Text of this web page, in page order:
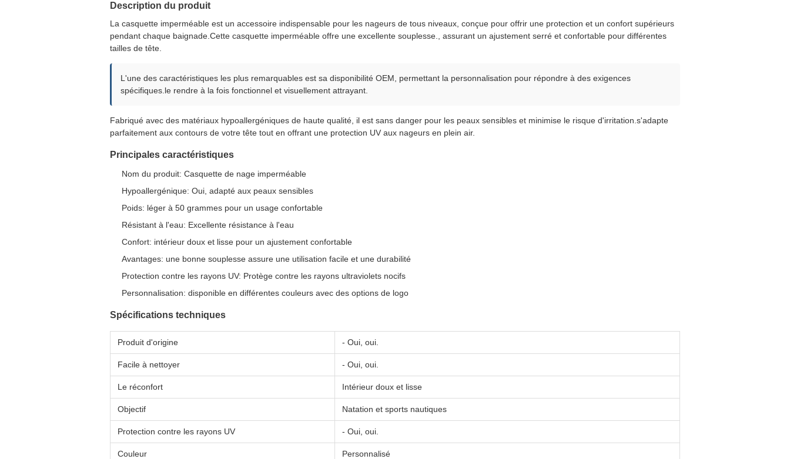
Description du produit
La casquette imperméable est un accessoire indispensable pour les nageurs de tous niveaux, conçue pour offrir une protection et un confort supérieurs
pendant chaque baignade.Cette casquette imperméable offre une excellente souplesse., assurant un ajustement serré et confortable pour différentes
tailles de tête.
L'une des caractéristiques les plus remarquables est sa disponibilité OEM, permettant la personnalisation pour répondre à des exigences
spécifiques.le rendre à la fois fonctionnel et visuellement attrayant.
Fabriqué avec des matériaux hypoallergéniques de haute qualité, il est sans danger pour les peaux sensibles et minimise le risque d'irritation.s'adapte
parfaitement aux contours de votre tête tout en offrant une protection UV aux nageurs en plein air.
Principales caractéristiques
Nom du produit: Casquette de nage imperméable
Hypoallergénique: Oui, adapté aux peaux sensibles
Poids: léger à 50 grammes pour un usage confortable
Résistant à l'eau: Excellente résistance à l'eau
Confort: intérieur doux et lisse pour un ajustement confortable
Avantages: une bonne souplesse assure une utilisation facile et une durabilité
Protection contre les rayons UV: Protège contre les rayons ultraviolets nocifs
Personnalisation: disponible en différentes couleurs avec des options de logo
Spécifications techniques
Produit d'origine - Oui, oui.
Facile à nettoyer - Oui, oui.
Le réconfort Intérieur doux et lisse
Objectif Natation et sports nautiques
Protection contre les rayons UV - Oui, oui.
Couleur Personnalisé